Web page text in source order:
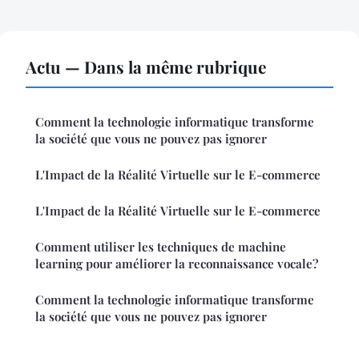
Actu — Dans la même rubrique
Comment la technologie informatique transforme
la société que vous ne pouvez pas ignorer
L'Impact de la Réalité Virtuelle sur le E-commerce
L'Impact de la Réalité Virtuelle sur le E-commerce
Comment utiliser les techniques de machine
learning pour améliorer la reconnaissance vocale?
Comment la technologie informatique transforme
la société que vous ne pouvez pas ignorer